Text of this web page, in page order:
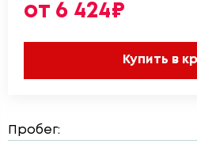
от 6 424₽
Купить в
Пробег: